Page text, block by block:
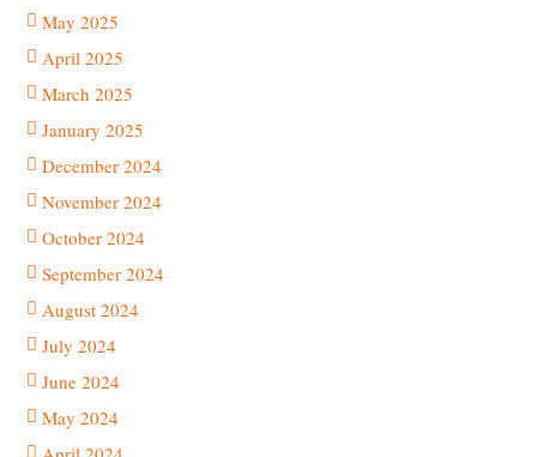
May 2025
April 2025
March 2025
January 2025
December 2024
November 2024
October 2024
September 2024
August 2024
July 2024
June 2024
May 2024